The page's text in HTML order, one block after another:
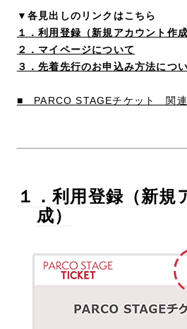
▼各見出しのリンクはこちら
１．利用登録（新規アカウント作成
２．マイページについて
３．先着先行のお申込み方法につ
■ PARCO STAGEチケット 関連
１．利用登録（新規
成）